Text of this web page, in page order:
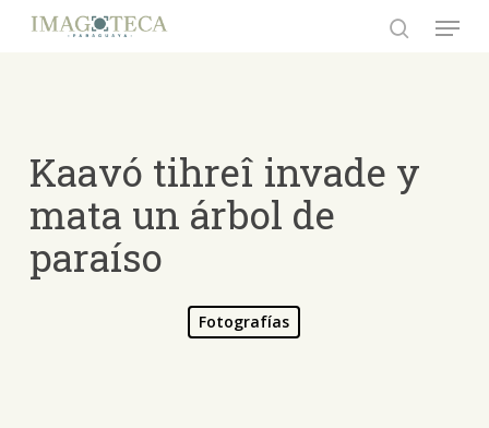
Menu
Kaavó tihreî invade y
mata un árbol de
paraíso
Fotografías